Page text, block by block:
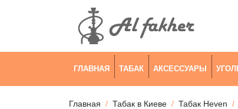
ГЛАВНАЯ ТАБАК АКСЕССУАРЫ
Главная Табак в Киеве Табак Heven